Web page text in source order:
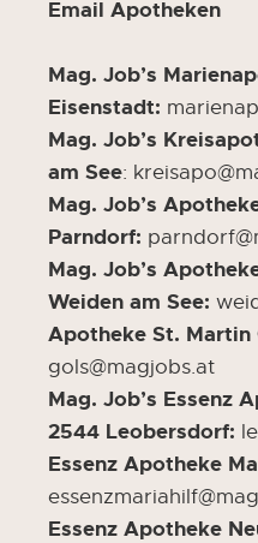
Email Apotheken
Mag. Job’s
Eisenstadt:
Mag. Job’s
am See:
Mag. Job’s
Parndorf:
Mag. Job’s
Weiden am See:
Apotheke St. Martin
gols@magjobs.at
Mag. Job’s Essenz
2544 Leobersdorf:
Essenz Apotheke
Essenz Apotheke